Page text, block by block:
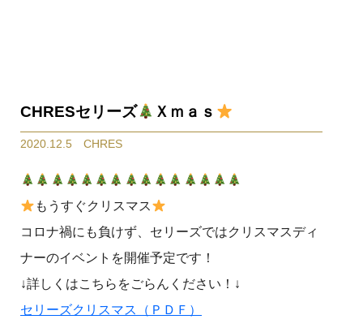
CHRESセリーズ Ｘｍａｓ
2020.12.5 CHRES
もうすぐクリスマス
コロナ禍にも負けず、セリーズではクリスマスディ
ナーのイベントを開催予定です！
↓詳しくはこちらをごらんください！↓
セリーズクリスマス（ＰＤＦ）